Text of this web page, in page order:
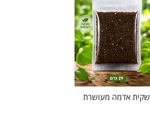
שקית אדמה מעושרת